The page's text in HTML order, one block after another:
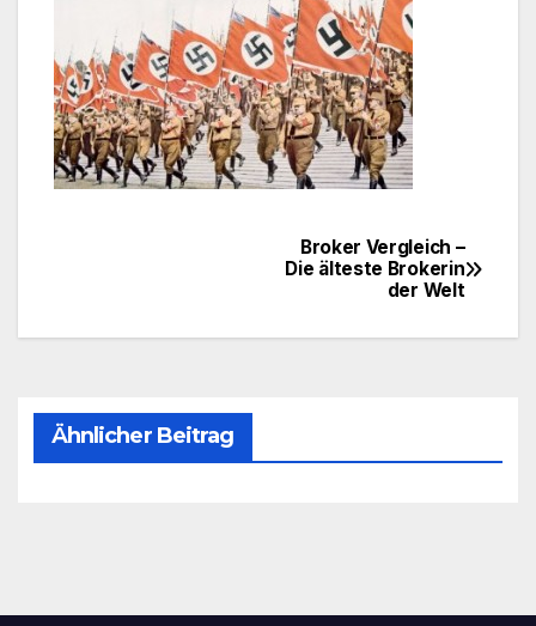
Beitragsnavigation
Broker Vergleich –
Die älteste Brokerin
der Welt
Ähnlicher Beitrag